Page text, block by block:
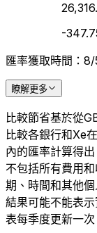
-
匯率獲取時間：
瞭解更多
比較節省基於從
比較各銀行和Xe
內的匯率計算得
不包括所有費用
期、時間和其他
結果可能不能表
表每季度更新一次